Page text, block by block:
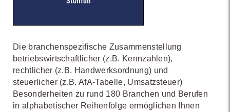
Die branchenspezifische Zusammenstellung
betriebswirtschaftlicher (z.B. Kennzahlen),
rechtlicher (z.B. Handwerksordnung) und
steuerlicher (z.B. AfA-Tabelle, Umsatzsteuer)
Besonderheiten zu rund 180 Branchen und Berufen
in alphabetischer Reihenfolge ermöglichen Ihnen